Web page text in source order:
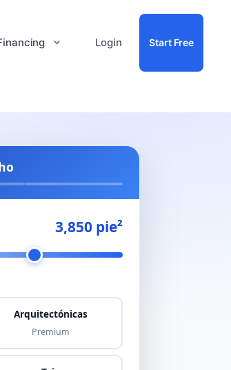
Login Start Free
3,850 pie²
Arquitectónicas
Premium